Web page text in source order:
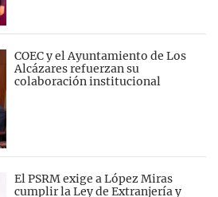
COEC y el Ayuntamiento de Los
Alcázares refuerzan su
colaboración institucional
El PSRM exige a López Miras
cumplir la Ley de Extranjería y